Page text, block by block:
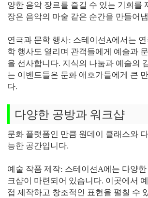
양한 음악 장르를 즐길 수 있는 기회를
장은 음악의 마술 같은 순간을 만들어
연극과 문학 행사: 스테이션A에서는
학 행사도 열리며 관객들에게 예술과
을 선사합니다. 지식의 나눔과 예술의
는 이벤트들은 문화 애호가들에게 큰
다.
다양한 공방과 워크샵
문화 플랫폼인 만큼 원데이 클래스와
능한 공간입니다.
예술 작품 제작: 스테이션A에는 다양한
크샵이 마련되어 있습니다. 이곳에서
접 제작하고 창조적인 표현을 펼칠 수